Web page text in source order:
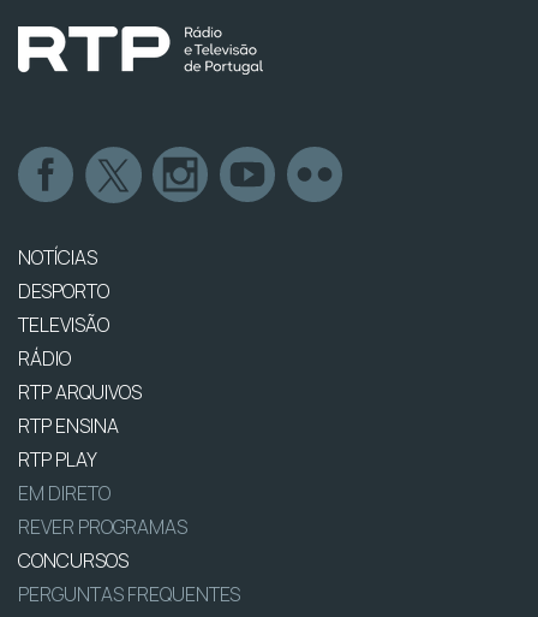
NOTÍCIAS
DESPORTO
TELEVISÃO
RÁDIO
RTP ARQUIVOS
RTP ENSINA
RTP PLAY
EM DIRETO
REVER PROGRAMAS
CONCURSOS
PERGUNTAS FREQUENTES